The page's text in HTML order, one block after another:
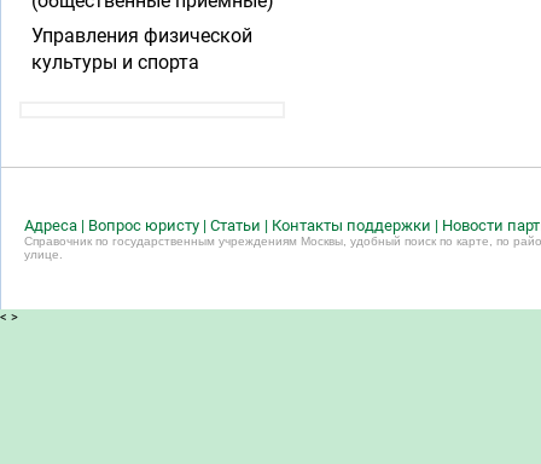
Управления физической
культуры и спорта
Адреса | Вопрос юристу | Статьи | Контакты поддержки | Новости
Справочник по государственным учреждениям Москвы, удобный поиск по карте, по
улице.
< >